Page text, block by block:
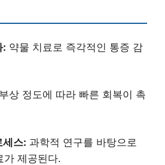
: 약물 치료로 즉각적인 통증 감
부상 정도에 따라 빠른 회복이 촉
세스: 과학적 연구를 바탕으로
가 제공된다.